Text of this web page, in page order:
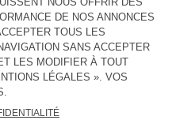
T-SHIRT FEMME VIBTOWN
85 €
T-SHIRT FEMME JACKSONVILLE
45 €